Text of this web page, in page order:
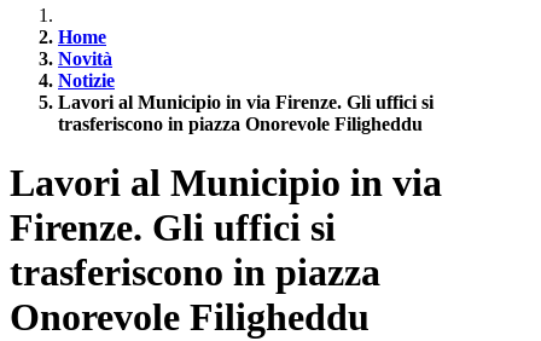
Home
Novità
Notizie
Lavori al Municipio in via Firenze. Gli uffici si
trasferiscono in piazza Onorevole Filigheddu
Lavori al Municipio in via
Firenze. Gli uffici si
trasferiscono in piazza
Onorevole Filigheddu